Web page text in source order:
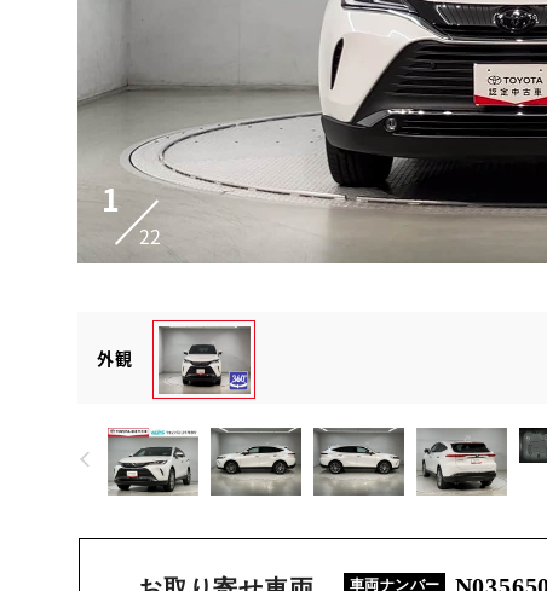
1
22
外観
車両ナンバー